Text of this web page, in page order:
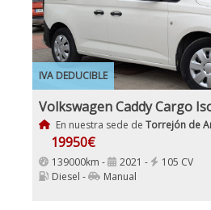
IVA DEDUCIBLE
En nuestra sede de Torrejón de
19950€
139000km - 2021 -
105 CV
Diesel -
Manual